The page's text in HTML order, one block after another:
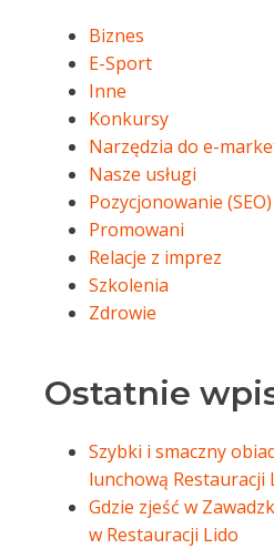
Biznes
E-Sport
Inne
Konkursy
Narzędzia do e-
Nasze usługi
Pozycjonowanie
Promowani
Relacje z imprez
Szkolenia
Zdrowie
Ostatnie
Szybki i smaczny
lunchową Restauracji
Gdzie zjeść w
w Restauracji Lido